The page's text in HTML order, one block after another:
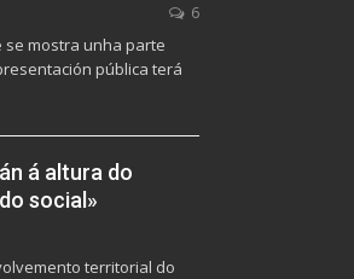
6
se mostra unha parte
pública terá
á altura do
social»
territorial do